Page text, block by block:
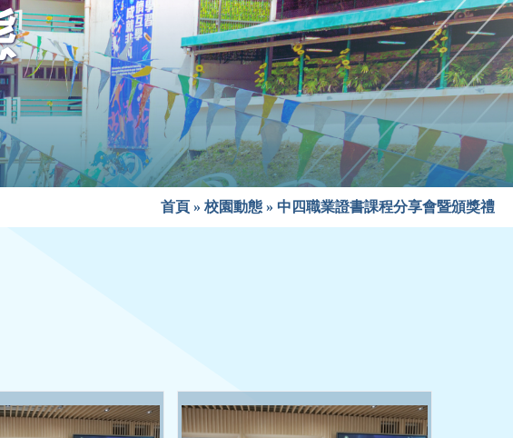
首頁 » 校園動態 » 中四職業證書課程分享會暨頒獎禮